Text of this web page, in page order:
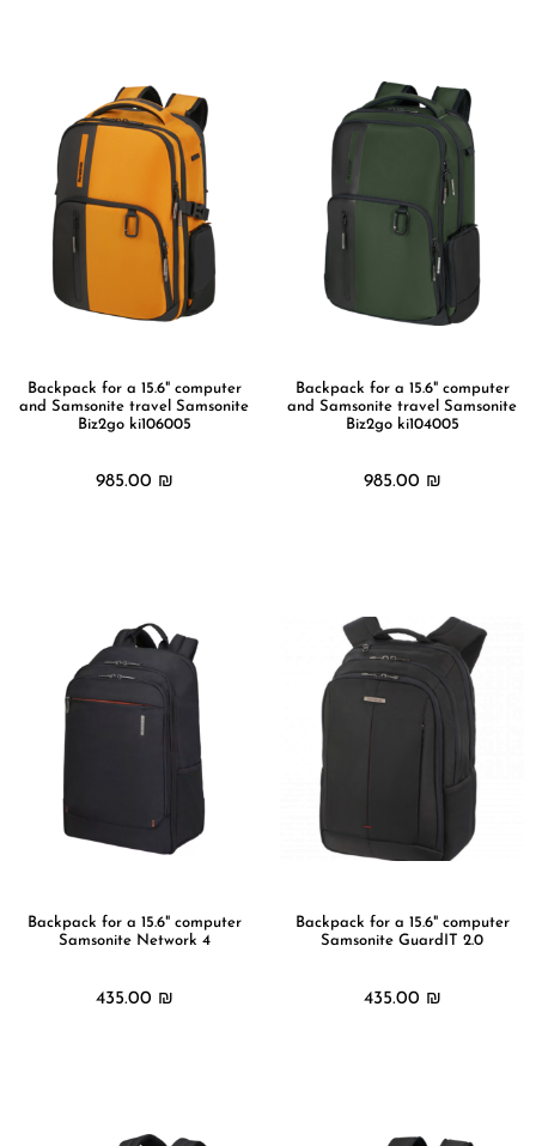
Backpack for a 15.6" computer
and Samsonite travel Samsonite
Biz2go ki104005
985.00 ₪
Backpack for a 15.6" computer
and Samsonite travel Samsonite
Biz2go ki106005
985.00 ₪
Backpack for a 15.6" computer
Samsonite GuardIT 2.0
435.00 ₪
Backpack for a 15.6" computer
Samsonite Network 4
435.00 ₪